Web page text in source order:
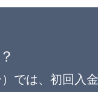
では、 初回入